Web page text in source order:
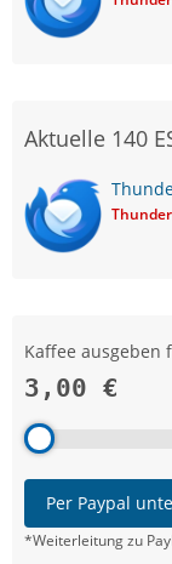
Aktuelle 140
Thunder
Kaffee ausgeben
3,00 €
Per Paypal
*Weiterleitung zu